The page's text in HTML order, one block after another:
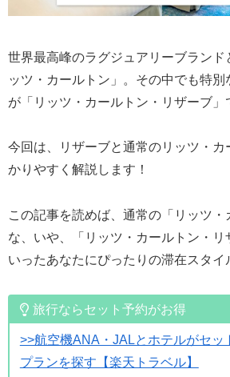
世界最高峰のラグジュアリーブランド
ッツ・カールトン」。その中でも特
が「リッツ・カールトン・リザーブ」
今回は、リザーブと通常のリッツ・カ
かりやすく解説します！
この記事を読めば、通常の「リッツ
な、いや、「リッツ・カールトン・リ
いったあなたにぴったりの滞在スタイ
旅行ならセット予約がお得
>>航空機ANA・JALとホテルがセッ
プランを探す【楽天トラベル】